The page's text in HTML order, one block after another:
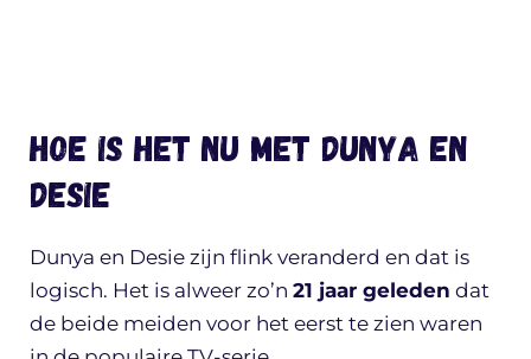
Hoe is het nu met Dunya en
Desie
Dunya en Desie zijn flink veranderd en dat is
logisch. Het is alweer zo’n 21 jaar geleden dat
de beide meiden voor het eerst te zien waren